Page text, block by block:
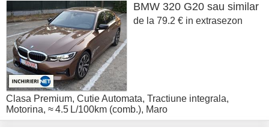
BMW 320 G20 sau similar
de la 79.2 € in extrasezon
Clasa Premium, Cutie Automata, Tractiune integrala,
Motorina, ≈ 4.5 L/100km (comb.), Maro